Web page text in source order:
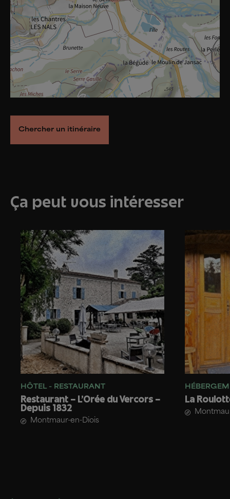
Chercher un itinéraire
Ça peut vous intéresser
HÔTEL - RESTAURANT
Restaurant – L’Orée du Vercors –
Depuis 1832
Montmaur-en-Diois
La